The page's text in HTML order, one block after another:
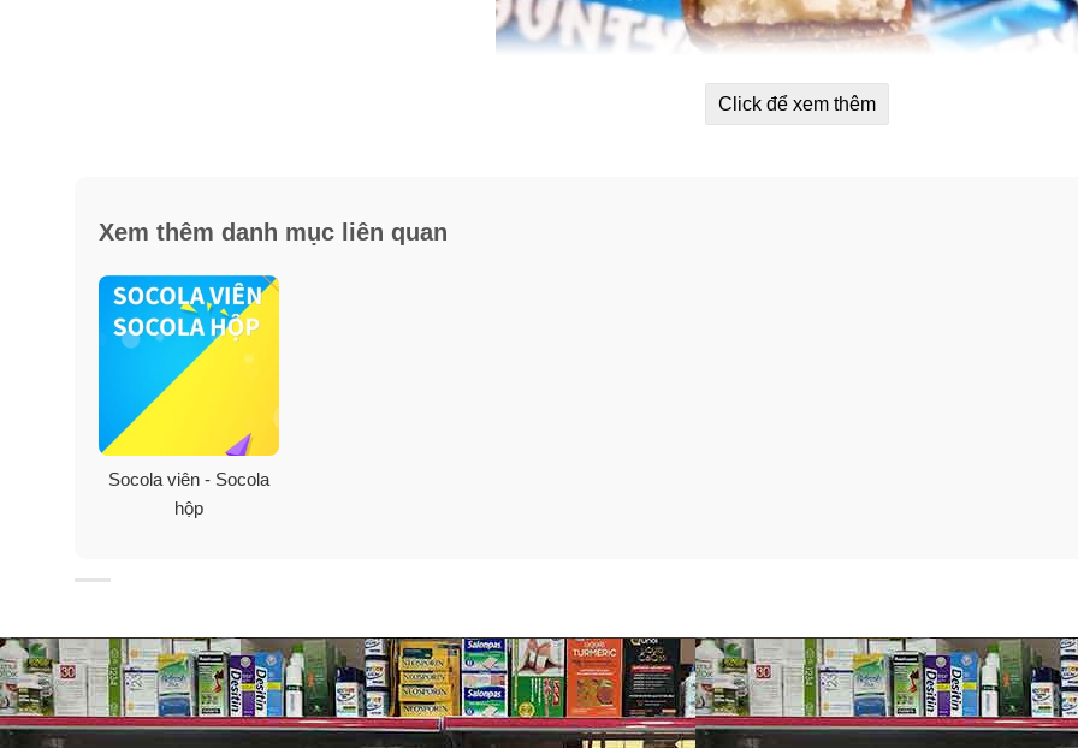
Ưu điểm tuyệt vời từ chocolate
✓ Chống lão hoá da.
✓ Giảm thiểu nguy cơ tiền sản giật lúc sanh.
✓ Giảm cân hiệu quả.
✓ Cải thiện trí nhớ, giảm stress.
Click để xem thêm
Xem thêm danh mục liên quan
Socola viên - Socola
hộp